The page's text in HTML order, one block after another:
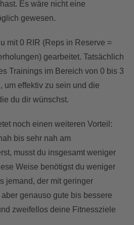
Es wäre nicht eine
gewesen.
mit 0 RIR (Reps in Reserve =
gearbeitet. Tatsächlich
Trainings im Bereich von 0 bis 3
um effektiv zu sein und die
du dir wünschst.
noch einen weiteren Vorteil:
bis sehr nah am
musst du insgesamt weniger
Weise benötigst du weniger
jemand, der mit geringer
aber genauso gute bis bessere
zweifellos deine Fitnessziele